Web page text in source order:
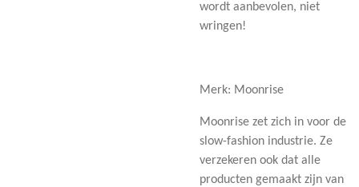
wordt aanbevolen, niet
wringen!
Merk: Moonrise
Moonrise zet zich in voor de
slow-fashion industrie. Ze
verzekeren ook dat alle
producten gemaakt zijn van